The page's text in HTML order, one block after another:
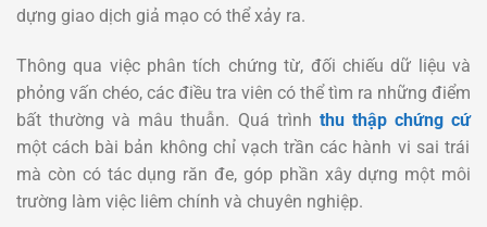
dựng giao dịch giả mạo có thể xảy ra.
Thông qua việc phân tích chứng từ, đối chiếu dữ liệu và
phỏng vấn chéo, các điều tra viên có thể tìm ra những điểm
bất thường và mâu thuẫn. Quá trình thu thập chứng cứ
một cách bài bản không chỉ vạch trần các hành vi sai trái
mà còn có tác dụng răn đe, góp phần xây dựng một môi
trường làm việc liêm chính và chuyên nghiệp.